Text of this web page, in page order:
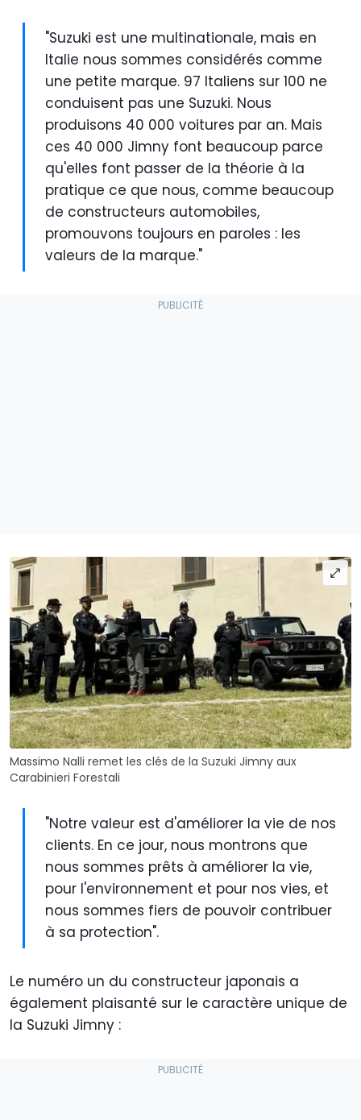
"Suzuki est une multinationale, mais en
Italie nous sommes considérés comme
une petite marque. 97 Italiens sur 100 ne
conduisent pas une Suzuki. Nous
produisons 40 000 voitures par an. Mais
ces 40 000 Jimny font beaucoup parce
qu'elles font passer de la théorie à la
pratique ce que nous, comme beaucoup
de constructeurs automobiles,
promouvons toujours en paroles : les
valeurs de la marque."
Massimo Nalli remet les clés de la Suzuki Jimny aux
Carabinieri Forestali
"Notre valeur est d'améliorer la vie de nos
clients. En ce jour, nous montrons que
nous sommes prêts à améliorer la vie,
pour l'environnement et pour nos vies, et
nous sommes fiers de pouvoir contribuer
à sa protection".
Le numéro un du constructeur japonais a
également plaisanté sur le caractère unique de
la Suzuki Jimny :